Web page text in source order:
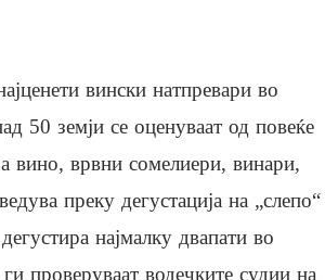
вински натпревари во
50 земји се оценуваат од повеќе
вино, врвни сомелиери, винари,
преку дегустација на „слепо“
најмалку двапати во
проверуваат водечките судии на